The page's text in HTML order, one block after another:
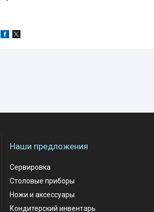
Наши предложения
Сервировка
Столовые приборы
Ножи и аксессуары
Кондитерский инвентарь